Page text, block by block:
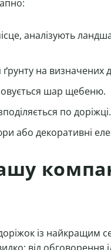
аналізують
на визначених
шар щебеню.
по доріжці.
або декоративні
із найкращим